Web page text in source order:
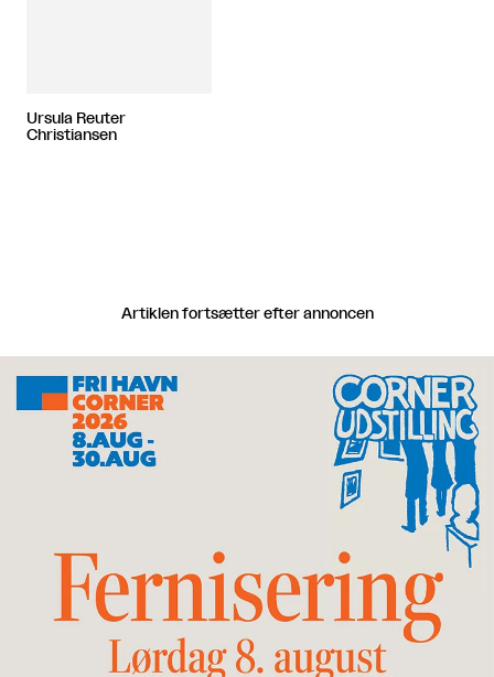
Ursula Reuter
Christiansen
Artiklen fortsætter efter annoncen